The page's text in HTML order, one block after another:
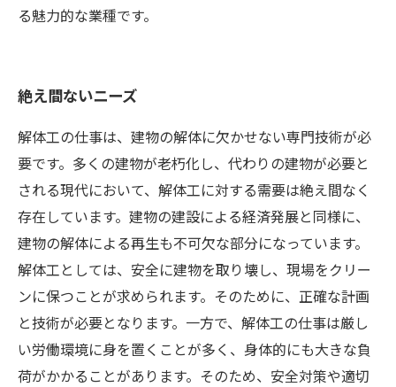
る魅力的な業種です。
絶え間ないニーズ
解体工の仕事は、建物の解体に欠かせない専門技術が必
要です。多くの建物が老朽化し、代わりの建物が必要と
される現代において、解体工に対する需要は絶え間なく
存在しています。建物の建設による経済発展と同様に、
建物の解体による再生も不可欠な部分になっています。
解体工としては、安全に建物を取り壊し、現場をクリー
ンに保つことが求められます。そのために、正確な計画
と技術が必要となります。一方で、解体工の仕事は厳し
い労働環境に身を置くことが多く、身体的にも大きな負
荷がかかることがあります。そのため、安全対策や適切